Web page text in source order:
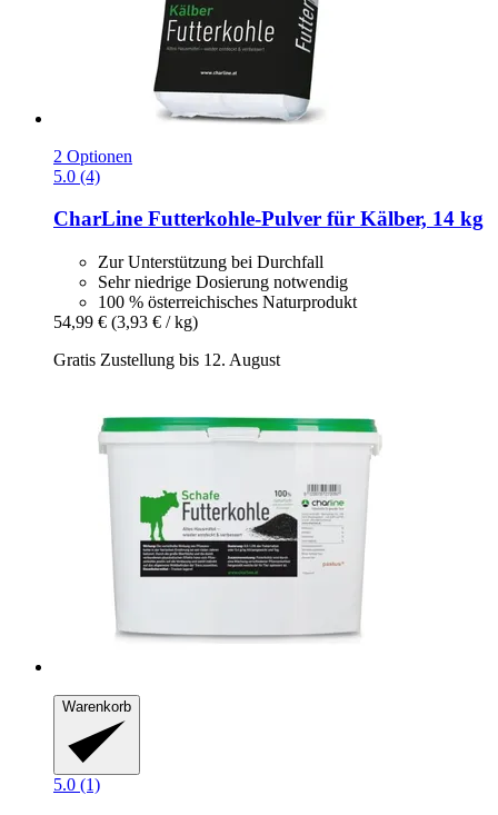
2 Optionen
5.0 (4)
CharLine Futterkohle-​Pulver für Kälber, 14 kg
Zur Unterstützung bei Durchfall
Sehr niedrige Dosierung notwendig
100 % österreichisches Naturprodukt
54,99 € (3,93 € / kg)
Gratis Zustellung bis 12. August
Warenkorb
5.0 (1)